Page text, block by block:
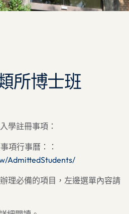
所博士班
學註冊事項：
項行事曆：：
AdmittedStudents/
理必備的項目，左邊選單內容請